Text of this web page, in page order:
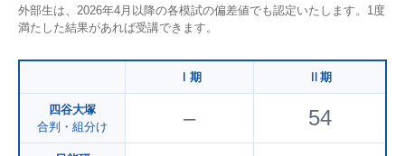
外部生は、2026年4月以降の各模試の偏差値でも認定いたします。1度
満たした結果があれば受講できます。
Ⅰ期 Ⅱ期
四谷大塚
合判・組分け
– 54